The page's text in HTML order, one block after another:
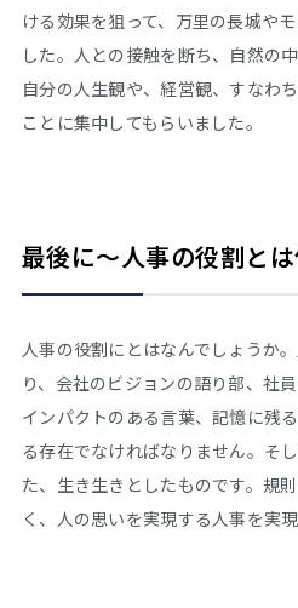
ける効果を狙って、万里の長城や
した。人との接触を断ち、自然の
自分の人生観や、経営観、すなわ
ことに集中してもらいました。
最後に～人事の役割と
人事の役割にとはなんでしょうか
り、会社のビジョンの語り部、社
インパクトのある言葉、記憶に残
る存在でなければなりません。そ
た、生き生きとしたものです。規
く、人の思いを実現する人事を実